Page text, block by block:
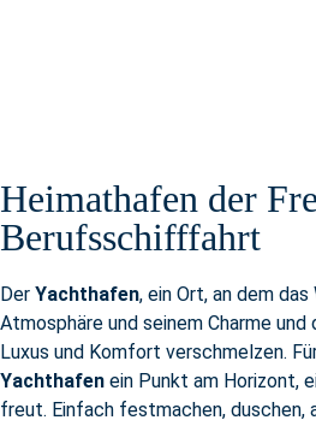
Heimathafen der
Berufsschifffahrt
Der Yachthafen, ein Ort, an dem
Atmosphäre und seinem Charme und
Luxus und Komfort verschmelzen.
Yachthafen ein Punkt am Horizont,
freut. Einfach festmachen, duschen,